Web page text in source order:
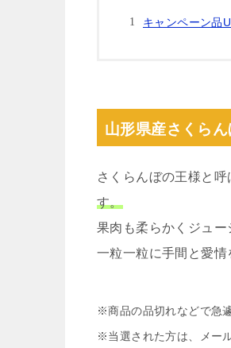
キャンペーン品
山形県産さくらん
さくらんぼの王様と呼
す。
果肉も柔らかくジュー
一粒一粒に手間と愛情
※商品の品切れなどで急
※当選された方は、メー